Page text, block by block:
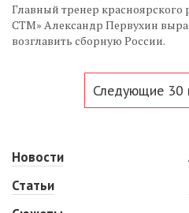
Главный тренер красноярского
СТМ» Александр Первухин
возглавить сборную России.
Следующие 30
Новости
Статьи